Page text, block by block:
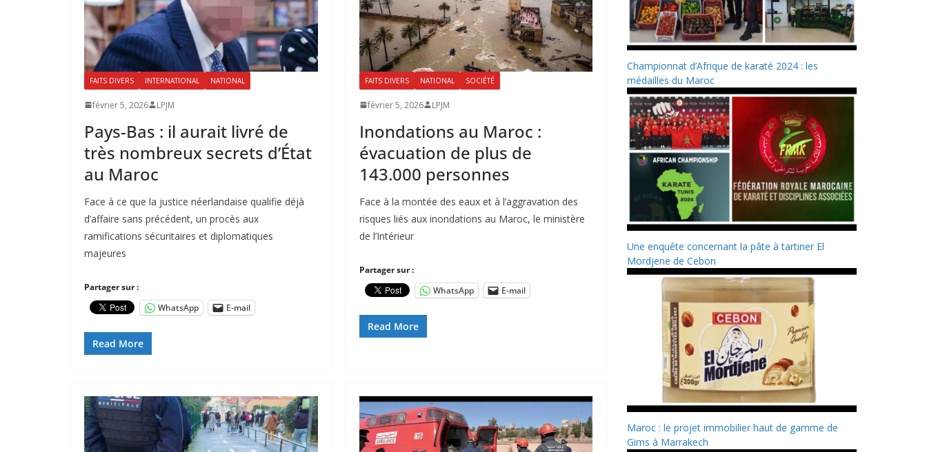
FAITS DIVERS INTERNATIONAL NATIONAL
février 5, 2026 LPJM
Pays-Bas : il aurait livré de
très nombreux secrets d’État
au Maroc
Face à ce que la justice néerlandaise qualifie déjà
d’affaire sans précédent, un procès aux
ramifications sécuritaires et diplomatiques
majeures
Partager sur :
WhatsApp
E-mail
Read More
FAITS DIVERS NATIONAL SOCIÉTÉ
février 5, 2026 LPJM
Inondations au Maroc :
évacuation de plus de
143.000 personnes
Face à la montée des eaux et à l’aggravation des
risques liés aux inondations au Maroc, le ministère
de l’Intérieur
Partager sur :
WhatsApp
E-mail
Read More
Championnat d’Afrique de karaté 2024 : les
médailles du Maroc
Une enquête concernant la pâte à tartiner El
Mordjene de Cebon
Maroc : le projet immobilier haut de gamme de
Gims à Marrakech